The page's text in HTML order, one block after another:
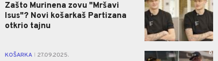
Zašto Murinena zovu "Mršavi
Isus"? Novi košarkaš Partizana
otkrio tajnu
KOŠARKA 27.09.2025. 0